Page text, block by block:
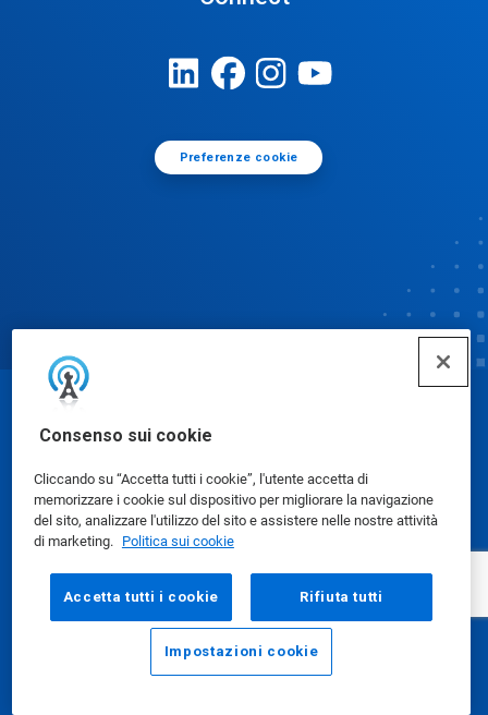
Consenso sui cookie
Cliccando su “Accetta tutti i cookie”, l'utente accetta di
memorizzare i cookie sul dispositivo per migliorare la navigazione
del sito, analizzare l'utilizzo del sito e assistere nelle nostre attività
di marketing. Politica sui cookie
Accetta tutti i cookie Rifiuta tutti
Impostazioni cookie
Preferenze cookie
E-mail Chiama
Schede dati di sicurezza|Informativa sulla privacy
Condizioni d'uso